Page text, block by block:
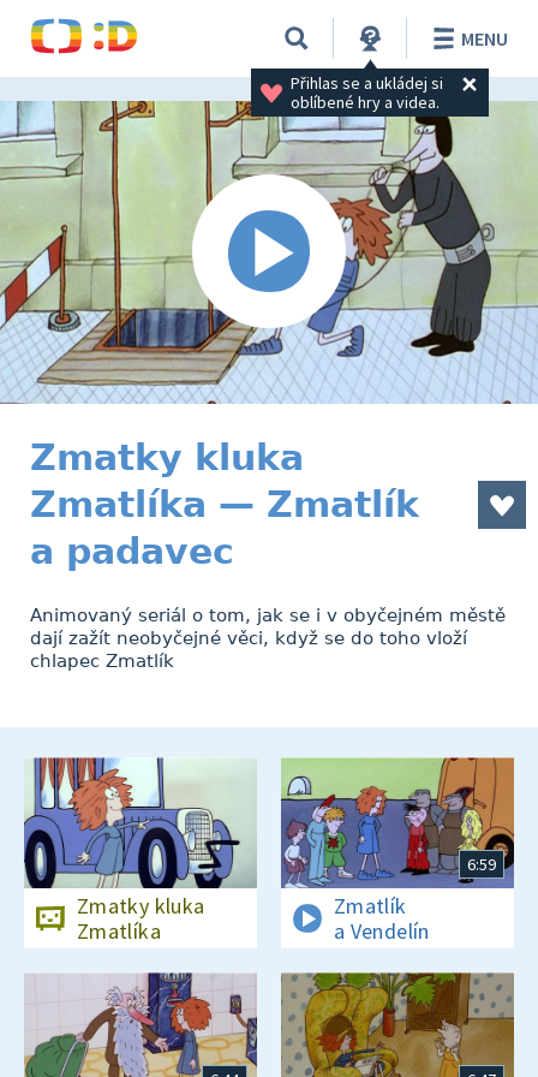
Přihlas se a ukládej si
oblíbené hry a videa.
MENU
Zmatky kluka
Zmatlíka — Zmatlík
a padavec
Animovaný seriál o tom, jak se i v obyčejném městě
dají zažít neobyčejné věci, když se do toho vloží
chlapec Zmatlík
Zmatky kluka
Zmatlíka
6:59
Zmatlík
a Vendelín